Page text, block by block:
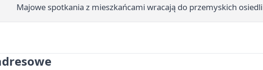
Majowe spotkania z mieszkańcami wracają do przemyskich osiedli